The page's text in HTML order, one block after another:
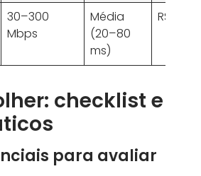
30–300
Mbps
Média
(20–80
ms)
R$
checklist e
para avaliar